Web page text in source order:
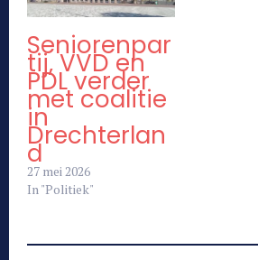
Seniorenpar
tij, VVD en
PDL verder
met coalitie
in
Drechterlan
d
27 mei 2026
In "Politiek"